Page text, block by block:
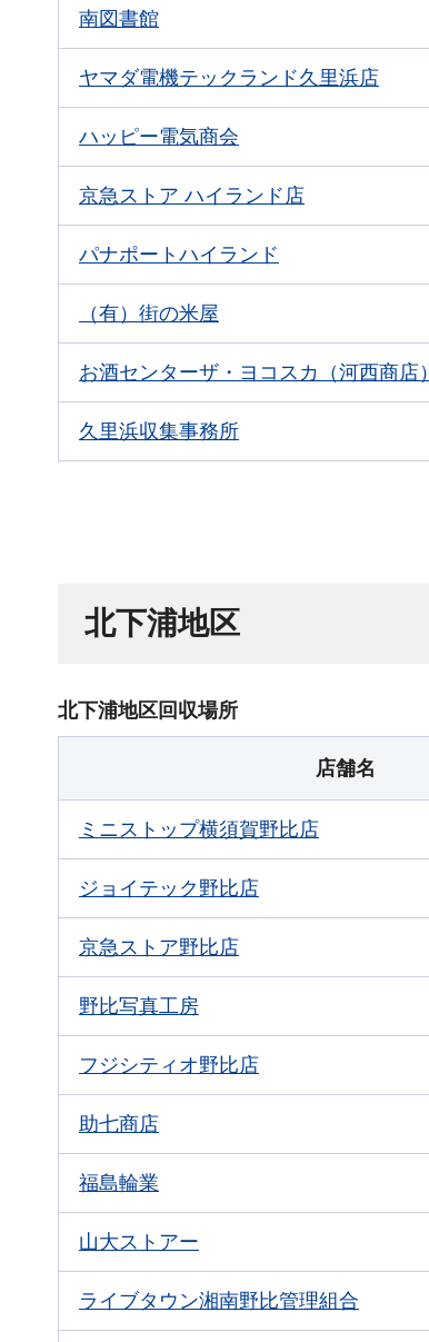
南図書館
ヤマダ電機テックランド久里浜店
ハッピー電気商会
京急ストア ハイランド店
パナポートハイランド
（有）街の米屋
お酒センターザ・ヨコスカ（河西商店）
久里浜収集事務所
北下浦地区
北下浦地区回収場所
店舗名
ミニストップ横須賀野比店
ジョイテック野比店
京急ストア野比店
野比写真工房
フジシティオ野比店
助七商店
福島輪業
山大ストアー
ライブタウン湘南野比管理組合